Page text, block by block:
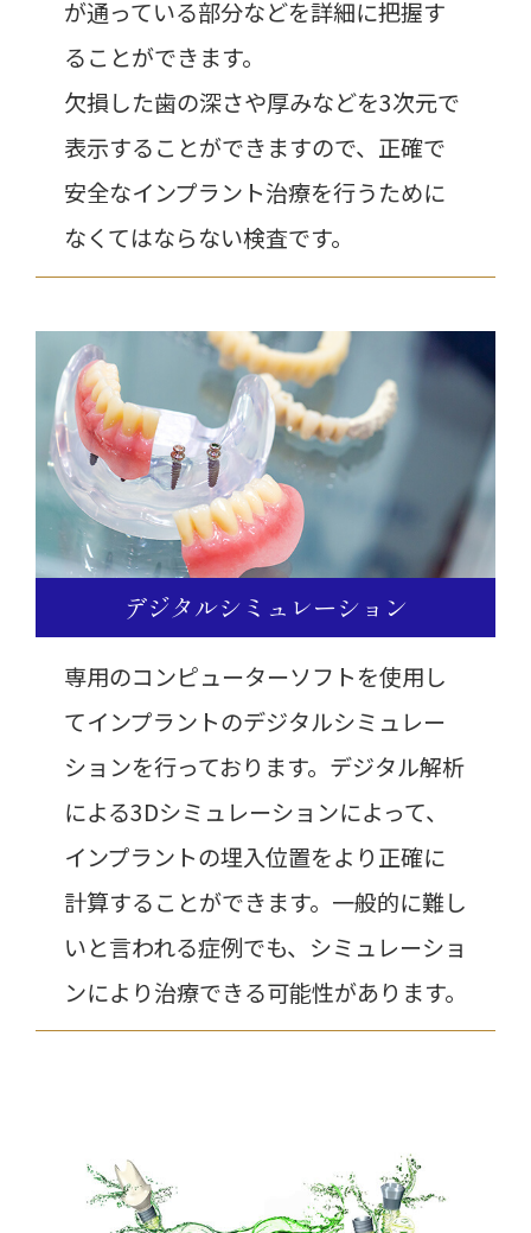
が通っている部分などを詳細に把握す
ることができます。
欠損した歯の深さや厚みなどを3次元で
表示することができますので、正確で
安全なインプラント治療を行うために
なくてはならない検査です。
デジタルシミュレーション
専用のコンピューターソフトを使用し
てインプラントのデジタルシミュレー
ションを行っております。デジタル解析
による3Dシミュレーションによって、
インプラントの埋入位置をより正確に
計算することができます。一般的に難し
いと言われる症例でも、シミュレーショ
ンにより治療できる可能性があります。